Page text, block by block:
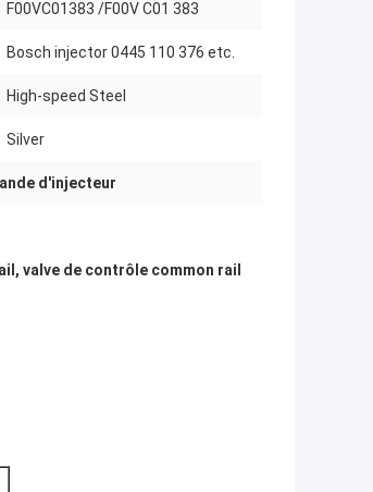
F00VC01383 /F00V C01 383
Bosch injector 0445 110 376 etc.
High-speed Steel
Silver
d'injecteur
valve de contrôle common rail